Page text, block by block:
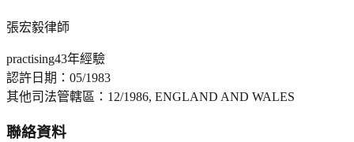
張宏毅律師
practising43年經驗
認許日期： 05/1983
其他司法管轄區： 12/1986, ENGLAND AND WALES
聯絡資料